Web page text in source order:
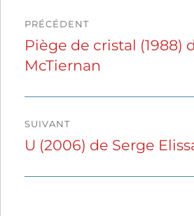
de
l’article
PRÉCÉDENT
Publication
précédente :
Piège de cristal (1988)
McTiernan
SUIVANT
Publication
U (2006) de Serge